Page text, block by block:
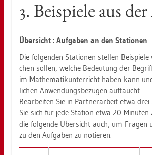
3. Bei­spie­le aus
Über­sicht : Auf­ga­ben an den Sta­tio­nen
Die fol­gen­den Sta­tio­nen stel­len
chen sol­len, wel­che Be­deu­tung der
im Ma­the­ma­tik­un­ter­richt haben kann
li­chen An­wen­dungs­be­zü­gen auf­taucht.
Be­ar­bei­ten Sie in Part­ner­ar­beit etwa drei
Sie sich für jede Sta­ti­on etwa 20 Mi­nu­ten
die fol­gen­de Über­sicht auch, um Fra­gen
zu den Auf­ga­ben zu no­tie­ren.